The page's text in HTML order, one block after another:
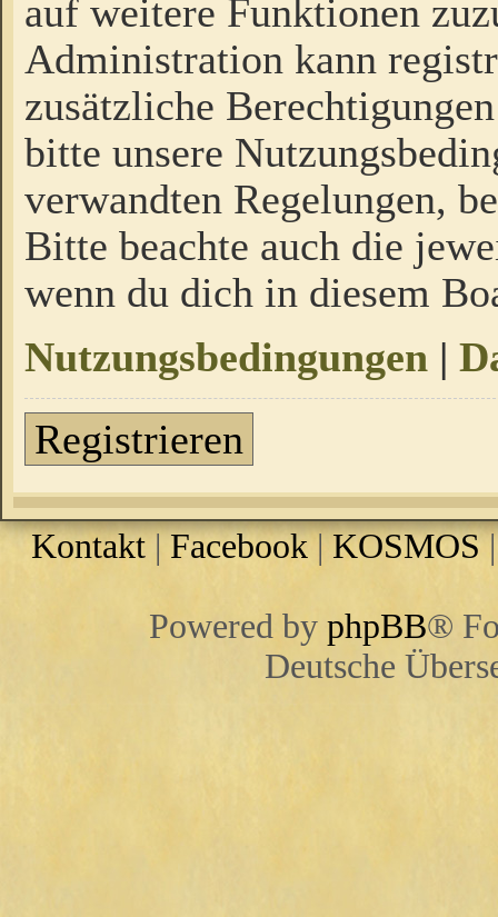
auf weitere Funktionen
Administration kann
zusätzliche
bitte unsere
verwandten Regelungen,
Bitte beachte auch die
wenn du dich in diesem
Nutzungsbedingungen |
Registrieren
Kontakt | Facebook |KOSMOS
Powered by phpBB®
Deutsche